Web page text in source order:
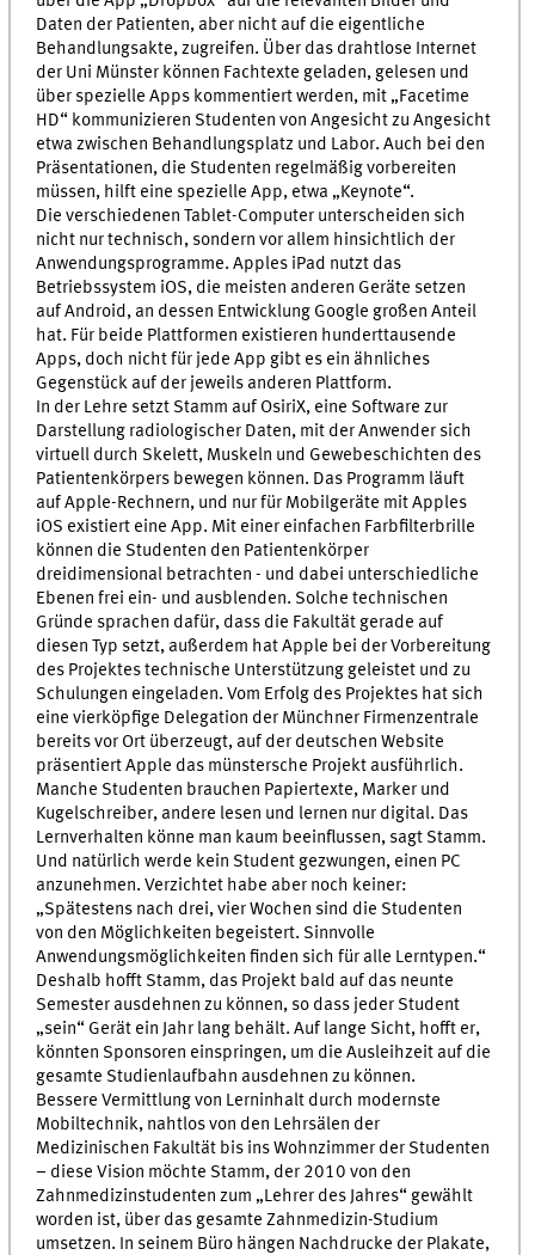
Daten der Patienten, aber nicht auf die eigentliche
Behandlungsakte, zugreifen. Über das drahtlose Internet
der Uni Münster können Fachtexte geladen, gelesen und
über spezielle Apps kommentiert werden, mit „Facetime
HD“ kommunizieren Studenten von Angesicht zu Angesicht
etwa zwischen Behandlungsplatz und Labor. Auch bei den
Präsentationen, die Studenten regelmäßig vorbereiten
müssen, hilft eine spezielle App, etwa „Keynote“.
Die verschiedenen Tablet-Computer unterscheiden sich
nicht nur technisch, sondern vor allem hinsichtlich der
Anwendungsprogramme. Apples iPad nutzt das
Betriebssystem iOS, die meisten anderen Geräte setzen
auf Android, an dessen Entwicklung Google großen Anteil
hat. Für beide Plattformen existieren hunderttausende
Apps, doch nicht für jede App gibt es ein ähnliches
Gegenstück auf der jeweils anderen Plattform.
In der Lehre setzt Stamm auf OsiriX, eine Software zur
Darstellung radiologischer Daten, mit der Anwender sich
virtuell durch Skelett, Muskeln und Gewebeschichten des
Patientenkörpers bewegen können. Das Programm läuft
auf Apple-Rechnern, und nur für Mobilgeräte mit Apples
iOS existiert eine App. Mit einer einfachen Farbfilterbrille
können die Studenten den Patientenkörper
dreidimensional betrachten - und dabei unterschiedliche
Ebenen frei ein- und ausblenden. Solche technischen
Gründe sprachen dafür, dass die Fakultät gerade auf
diesen Typ setzt, außerdem hat Apple bei der Vorbereitung
des Projektes technische Unterstützung geleistet und zu
Schulungen eingeladen. Vom Erfolg des Projektes hat sich
eine vierköpfige Delegation der Münchner Firmenzentrale
bereits vor Ort überzeugt, auf der deutschen Website
präsentiert Apple das münstersche Projekt ausführlich.
Manche Studenten brauchen Papiertexte, Marker und
Kugelschreiber, andere lesen und lernen nur digital. Das
Lernverhalten könne man kaum beeinflussen, sagt Stamm.
Und natürlich werde kein Student gezwungen, einen PC
anzunehmen. Verzichtet habe aber noch keiner:
„Spätestens nach drei, vier Wochen sind die Studenten
von den Möglichkeiten begeistert. Sinnvolle
Anwendungsmöglichkeiten finden sich für alle Lerntypen.“
Deshalb hofft Stamm, das Projekt bald auf das neunte
Semester ausdehnen zu können, so dass jeder Student
„sein“ Gerät ein Jahr lang behält. Auf lange Sicht, hofft er,
könnten Sponsoren einspringen, um die Ausleihzeit auf die
gesamte Studienlaufbahn ausdehnen zu können.
Bessere Vermittlung von Lerninhalt durch modernste
Mobiltechnik, nahtlos von den Lehrsälen der
Medizinischen Fakultät bis ins Wohnzimmer der Studenten
– diese Vision möchte Stamm, der 2010 von den
Zahnmedizinstudenten zum „Lehrer des Jahres“ gewählt
worden ist, über das gesamte Zahnmedizin-Studium
umsetzen. In seinem Büro hängen Nachdrucke der Plakate,